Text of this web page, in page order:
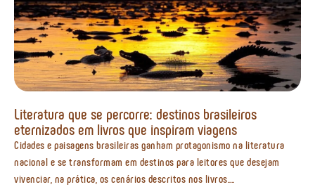
Literatura que se percorre: destinos brasileiros
eternizados em livros que inspiram viagens
Cidades e paisagens brasileiras ganham protagonismo na literatura
nacional e se transformam em destinos para leitores que desejam
vivenciar, na prática, os cenários descritos nos livros....